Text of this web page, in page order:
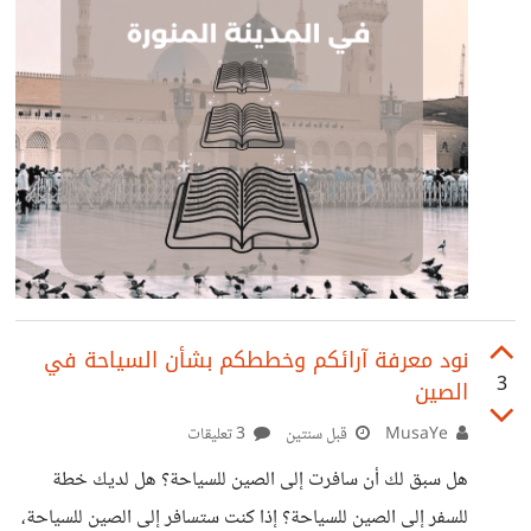
3
نود معرفة آرائكم وخططكم بشأن السياحة في
الصين
قبل سنتين
هل سبق لك أن سافرت إلى الصين للسياحة؟ هل لديك خطة
للسفر إلى الصين للسياحة؟ إذا كنت ستسافر إلى الصين للسياحة،